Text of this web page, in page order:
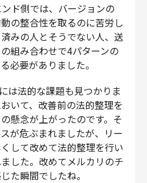
ンド側では、バージョンの
の整合性を取るのに苦労し
みの人とそうでない人、送
組み合わせで4パターンの
必要がありました。
は法的な課題も見つかりま
いて、改善前の法的整理を
懸念が上がったのです。そ
が危ぶまれましたが、リー
して改めて法的整理を行い
した。改めてメルカリのチ
た瞬間でしたね。